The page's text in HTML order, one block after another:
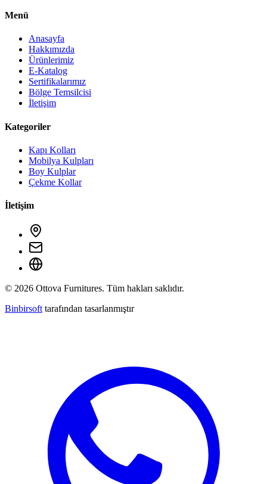
Menü
Anasayfa
Hakkımızda
Ürünlerimiz
E-Katalog
Sertifikalarımız
Bölge Temsilcisi
İletişim
Kategoriler
Kapı Kolları
Mobilya Kulpları
Boy Kulplar
Çekme Kollar
İletişim
© 2026 Ottova Furnitures. Tüm hakları saklıdır.
Binbirsoft tarafından tasarlanmıştır